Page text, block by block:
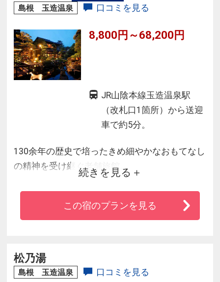
島根 玉造温泉
口コミを見る
8,800円～68,200円
JR山陰本線玉造温泉駅
（改札口1箇所）から送迎
車で約5分。
130余年の歴史で培ったきめ細やかなおもてなし
の精神を受け継ぐ老舗旅館。
神の湯と呼ばれる玉造温泉は美肌と健康に高い
効果を持っており、
露天の湯や客室露天風呂では源泉よりひいた良
き届いており、宍道湖のしじみ汁や
仁多米など地元食材にこだわった朝食「ご馳走
続きを見る
この宿のプランを見る
松乃湯
島根 玉造温泉 口コミを見る